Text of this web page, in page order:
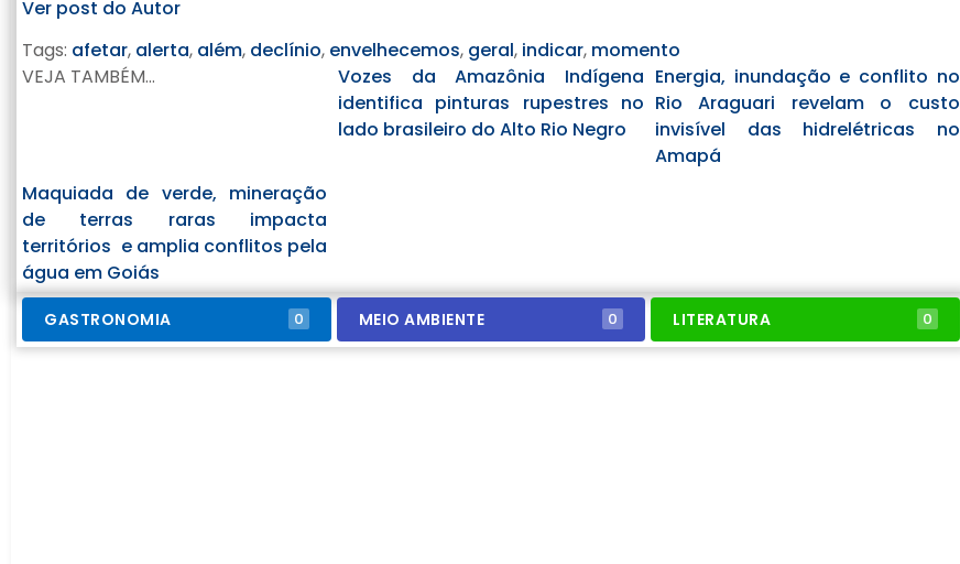
Ver post do Autor
Tags: afetar, alerta, além, declínio, envelhecemos, geral, indicar, momento
VEJA TAMBÉM...
Vozes da Amazônia Indígena
identifica pinturas rupestres no
lado brasileiro do Alto Rio Negro
Energia, inundação e conflito no
Rio Araguari revelam o custo
invisível das hidrelétricas no
Amapá
Maquiada de verde, mineração
de terras raras impacta
territórios e amplia conflitos pela
água em Goiás
GASTRONOMIA 0 MEIO AMBIENTE 0 LITERATURA 0